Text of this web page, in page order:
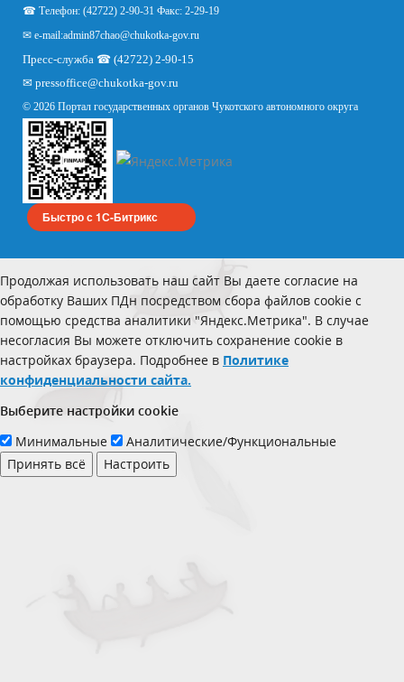
☎ Телефон: (42722) 2-90-31 Факс: 2-29-19
✉ e-mail:admin87chao@chukotka-gov.ru
Пресс-служба ☎ (42722) 2-90-15
✉ pressoffice@chukotka-gov.ru
© 2026 Портал государственных органов Чукотского автономного округа
Быстро с 1С-Битрикс
Продолжая использовать наш сайт Вы даете согласие на
обработку Ваших ПДн посредством сбора файлов cookie с
помощью средства аналитики "Яндекс.Метрика". В случае
несогласия Вы можете отключить сохранение cookie в
настройках браузера. Подробнее в Политике
конфиденциальности сайта.
Выберите настройки cookie
Минимальные
Аналитические/Функциональные
Принять всё
Настроить